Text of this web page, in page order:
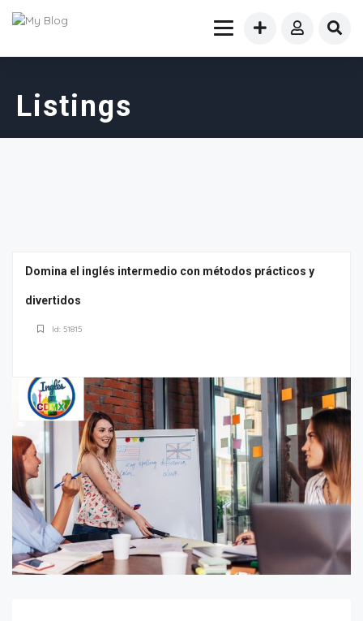
Listings
Domina el inglés intermedio con métodos prácticos y
divertidos
Id: 51815